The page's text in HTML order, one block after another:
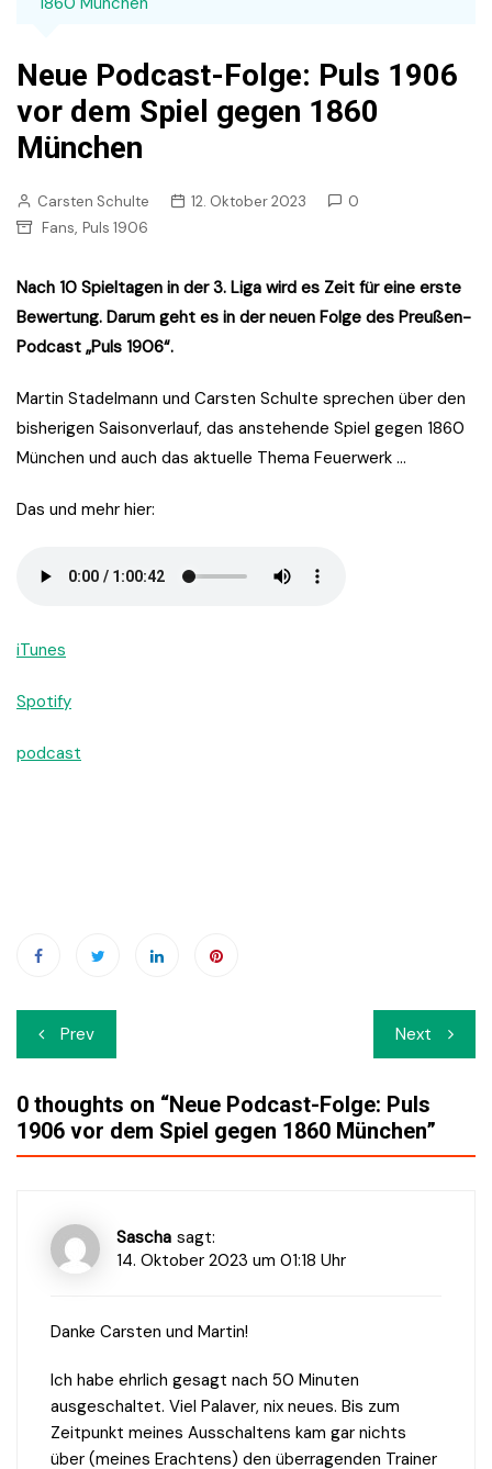
Neue Podcast-Folge: Puls 1906
vor dem Spiel gegen 1860
München
Carsten Schulte 12. Oktober 2023
0
Fans, Puls 1906
Nach 10 Spieltagen in der 3. Liga wird es Zeit für eine erste
Bewertung. Darum geht es in der neuen Folge des Preußen-
Podcast „Puls 1906“.
Martin Stadelmann und Carsten Schulte sprechen über den
bisherigen Saisonverlauf, das anstehende Spiel gegen 1860
München und auch das aktuelle Thema Feuerwerk …
Das und mehr hier:
iTunes
Spotify
podcast
Beitrags-
Navigation
Prev Next
0 thoughts on “Neue Podcast-Folge: Puls
1906 vor dem Spiel gegen 1860 München”
Sascha sagt:
14. Oktober 2023 um 01:18 Uhr
Danke Carsten und Martin!
Ich habe ehrlich gesagt nach 50 Minuten
ausgeschaltet. Viel Palaver, nix neues. Bis zum
Zeitpunkt meines Ausschaltens kam gar nichts
über (meines Erachtens) den überragenden Trainer